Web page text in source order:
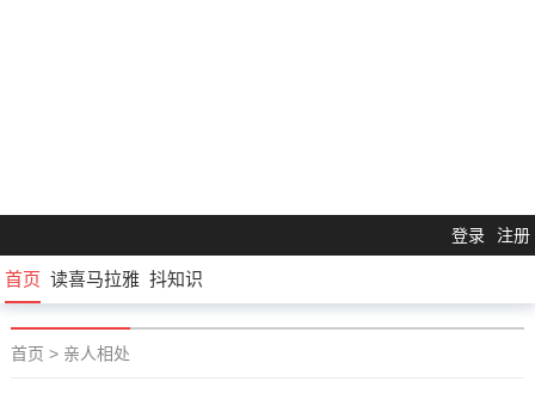
登录 注册
首页 读喜马拉雅 抖知识
首页 > 亲人相处